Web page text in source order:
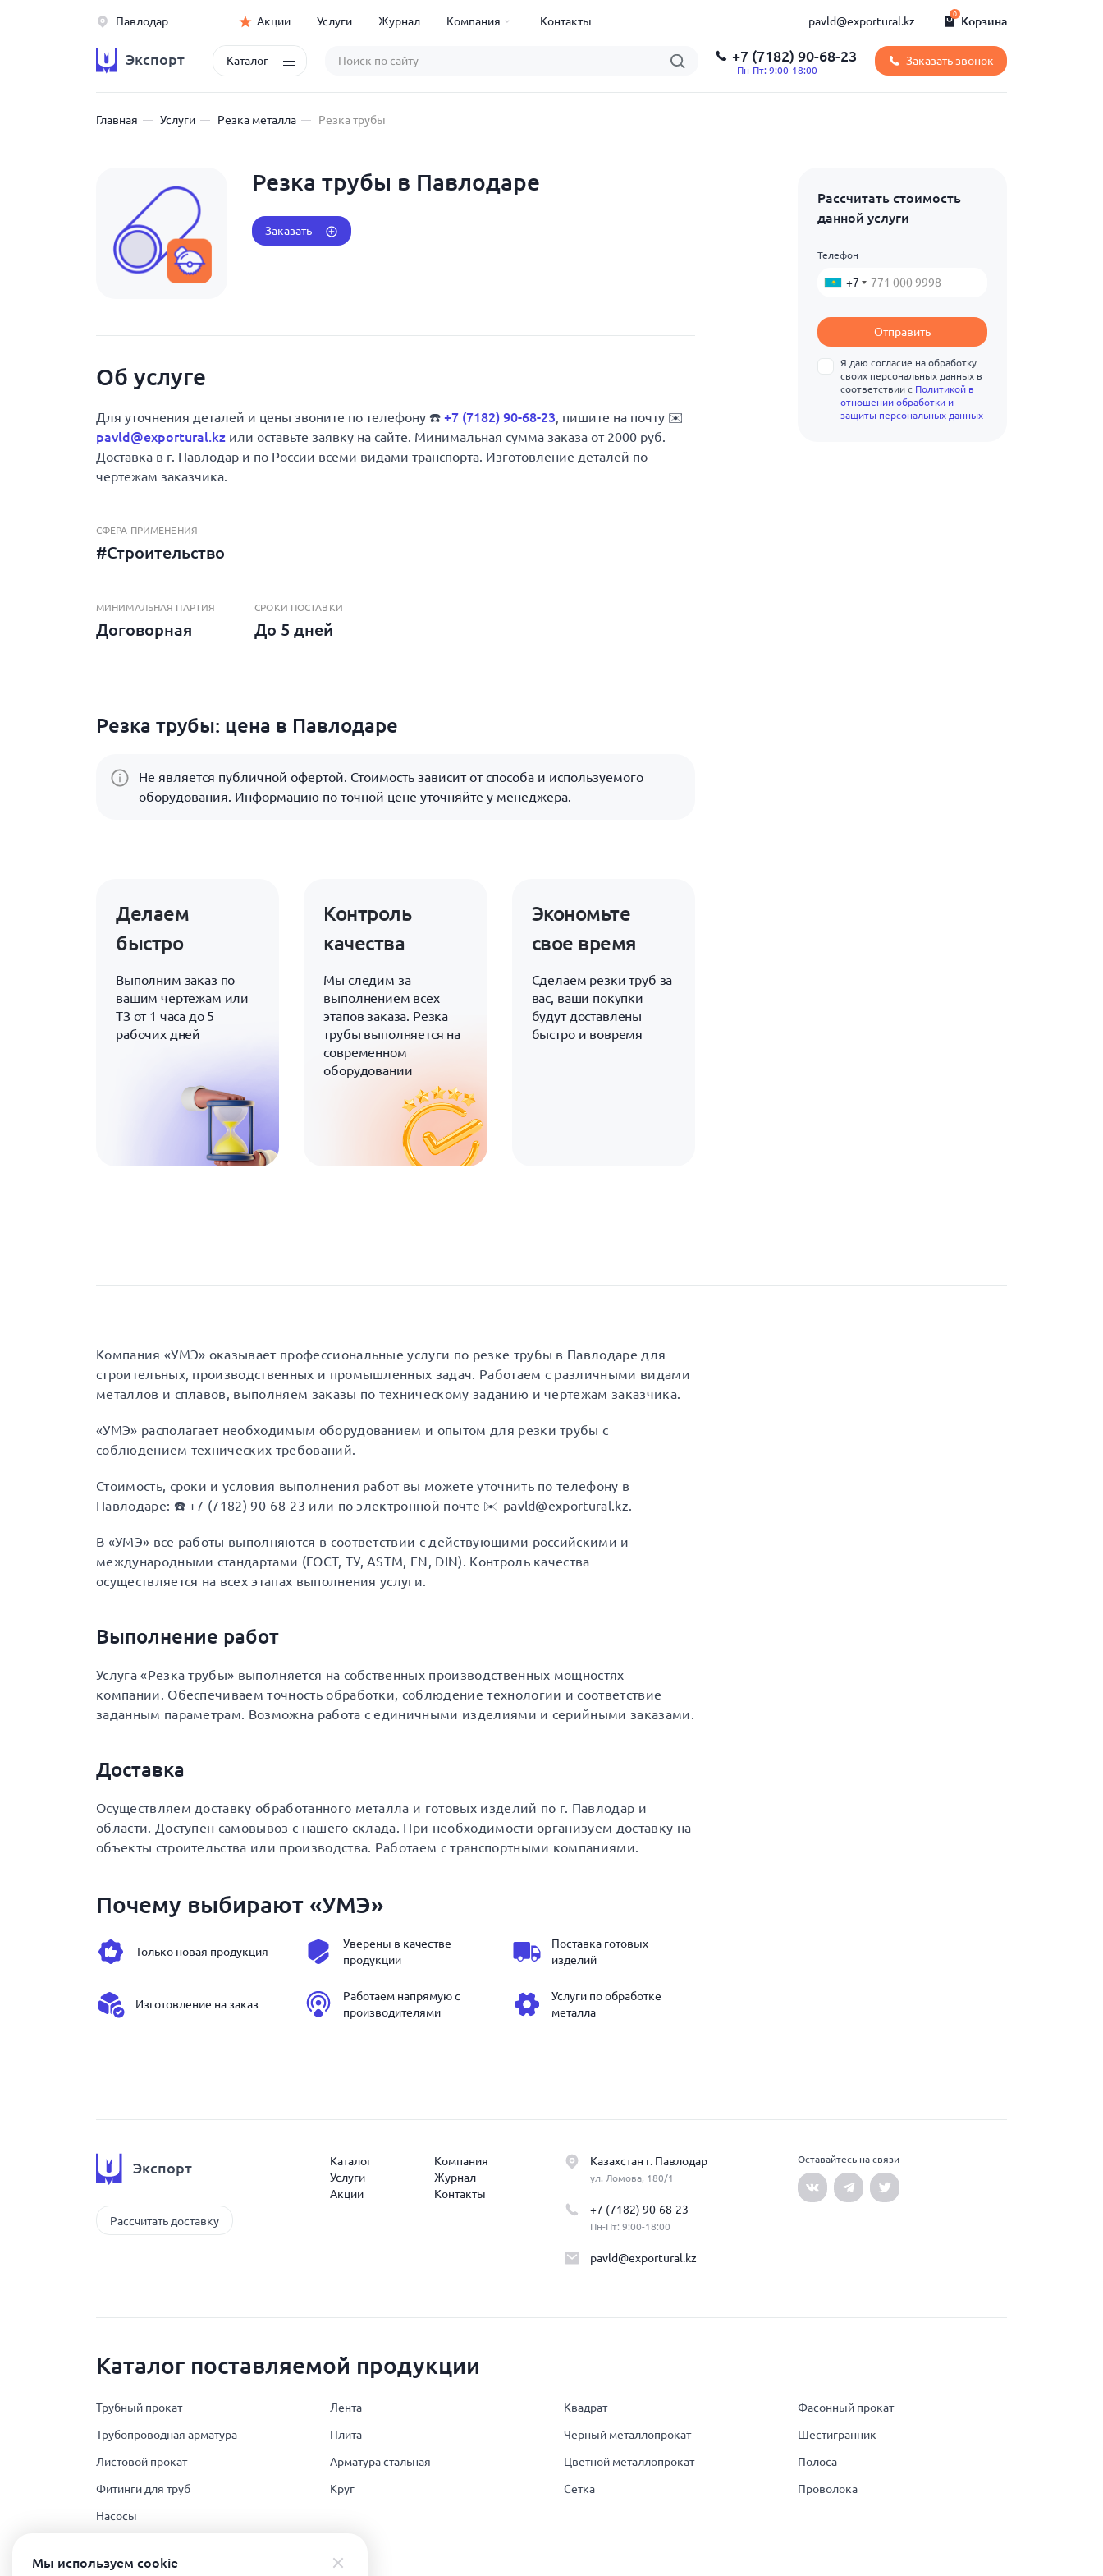
Павлодар Акции Услуги Журнал Компания Контакты pavld@exportural.kz Корзина
0
Экспорт Каталог +7 (7182) 90-68-23
Пн-Пт: 9:00-18:00
Заказать звонок
Главная Услуги Резка металла Резка трубы
Резка трубы в Павлодаре
Заказать
Об услуге
Для уточнения деталей и цены звоните по телефону ☎️ +7 (7182) 90-68-23, пишите на почту ✉️
pavld@exportural.kz или оставьте заявку на сайте. Минимальная сумма заказа от 2000 руб.
Доставка в г. Павлодар и по России всеми видами транспорта. Изготовление деталей по
чертежам заказчика.
СФЕРА ПРИМЕНЕНИЯ
#Строительство
МИНИМАЛЬНАЯ ПАРТИЯ
Договорная
СРОКИ ПОСТАВКИ
До 5 дней
Резка трубы: цена в Павлодаре
Не является публичной офертой. Стоимость зависит от способа и используемого
оборудования. Информацию по точной цене уточняйте у менеджера.
Делаем
быстро
Выполним заказ по
вашим чертежам или
ТЗ от 1 часа до 5
рабочих дней
Контроль
качества
Мы следим за
выполнением всех
этапов заказа. Резка
трубы выполняется на
современном
оборудовании
Экономьте
свое время
Сделаем резки труб за
вас, ваши покупки
будут доставлены
быстро и вовремя
Рассчитать стоимость
данной услуги
Телефон
+7
Отправить
Я даю согласие на обработку
своих персональных данных в
соответствии с Политикой в
отношении обработки и
защиты персональных данных
Компания «УМЭ» оказывает профессиональные услуги по резке трубы в Павлодаре для
строительных, производственных и промышленных задач. Работаем с различными видами
металлов и сплавов, выполняем заказы по техническому заданию и чертежам заказчика.
«УМЭ» располагает необходимым оборудованием и опытом для резки трубы с
соблюдением технических требований.
Стоимость, сроки и условия выполнения работ вы можете уточнить по телефону в
Павлодаре: ☎️ +7 (7182) 90-68-23 или по электронной почте ✉️ pavld@exportural.kz.
В «УМЭ» все работы выполняются в соответствии с действующими российскими и
международными стандартами (ГОСТ, ТУ, ASTM, EN, DIN). Контроль качества
осуществляется на всех этапах выполнения услуги.
Выполнение работ
Услуга «Резка трубы» выполняется на собственных производственных мощностях
компании. Обеспечиваем точность обработки, соблюдение технологии и соответствие
заданным параметрам. Возможна работа с единичными изделиями и серийными заказами.
Доставка
Осуществляем доставку обработанного металла и готовых изделий по г. Павлодар и
области. Доступен самовывоз с нашего склада. При необходимости организуем доставку на
объекты строительства или производства. Работаем с транспортными компаниями.
Почему выбирают «УМЭ»
Только новая продукция
Уверены в качестве
продукции
Поставка готовых
изделий
Изготовление на заказ
Работаем напрямую с
производителями
Услуги по обработке
металла
Экспорт
Рассчитать доставку
Каталог
Компания
Услуги
Журнал
Акции
Контакты
Казахстан г. Павлодар
ул. Ломова, 180/1
+7 (7182) 90-68-23
Пн-Пт: 9:00-18:00
pavld@exportural.kz
Оставайтесь на связи
Каталог поставляемой продукции
Трубный прокат
Трубопроводная арматура
Листовой прокат
Фитинги для труб
Лента
Плита
Арматура стальная
Круг
Квадрат
Черный металлопрокат
Цветной металлопрокат
Сетка
Фасонный прокат
Шестигранник
Полоса
Проволока
Насосы
Полимеры и РТИ
Мы используем сookie